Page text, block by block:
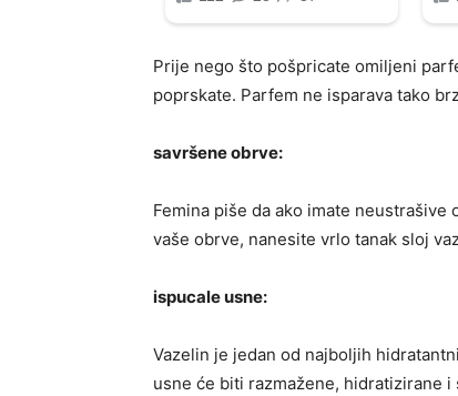
Prije nego što pošpricate omiljeni
poprskate. Parfem ne isparava tako
savršene obrve:
Femina piše da ako imate
vaše obrve, nanesite vrlo tanak sloj
ispucale usne:
Vazelin je jedan od najboljih
usne će biti razmažene, hidratizirane i